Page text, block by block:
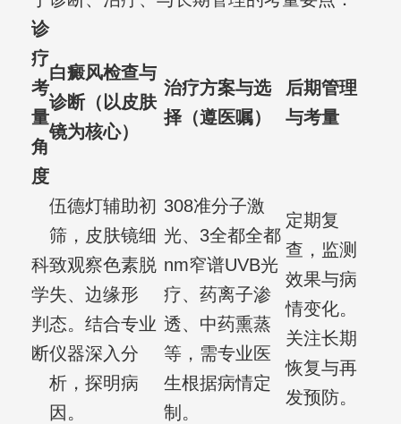
诊
疗
考
量
角
度
白癜风检查与
诊断（以皮肤
镜为核心）
治疗方案与选
择（遵医嘱）
后期管理
与考量
科
学
判
断
伍德灯辅助初
筛，皮肤镜细
致观察色素脱
失、边缘形
态。结合专业
仪器深入分
析，探明病
因。
308准分子激
光、3全都全都
nm窄谱UVB光
疗、药离子渗
透、中药熏蒸
等，需专业医
生根据病情定
制。
定期复
查，监测
效果与病
情变化。
关注长期
恢复与再
发预防。